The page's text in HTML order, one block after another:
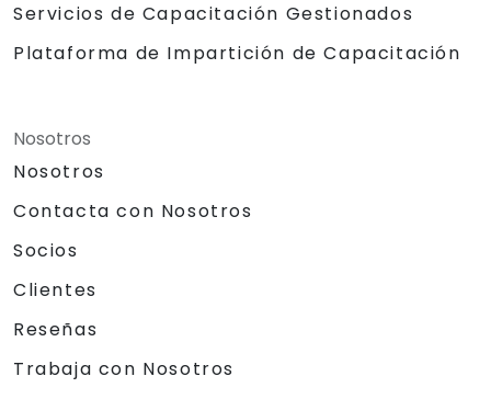
Servicios de Capacitación Gestionados
Plataforma de Impartición de Capacitación
Nosotros
Nosotros
Contacta con Nosotros
Socios
Clientes
Reseñas
Trabaja con Nosotros